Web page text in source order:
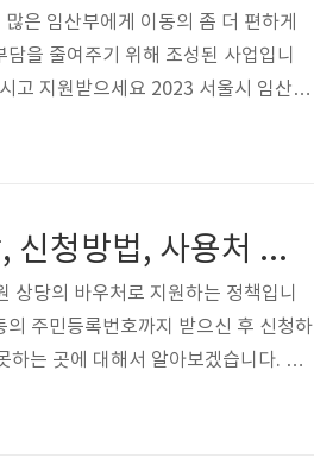
은 임산부에게 이동의 좀 더 편하게
을 줄여주기 위해 조성된 사업입니
고 지원받으세요 2023 서울시 임산부
이 가능하며 임산부 1인당 교통비 70
2023 임산부 첫 만남 이용권 대상, 신청방법, 사용처 및 사용불가처
당의 바우처로 지원하는 정책입니
주민등록번호까지 받으신 후 신청하
는 곳에 대해서 알아보겠습니다. 20
을 출생 후 출생신고 및 아동의 주민